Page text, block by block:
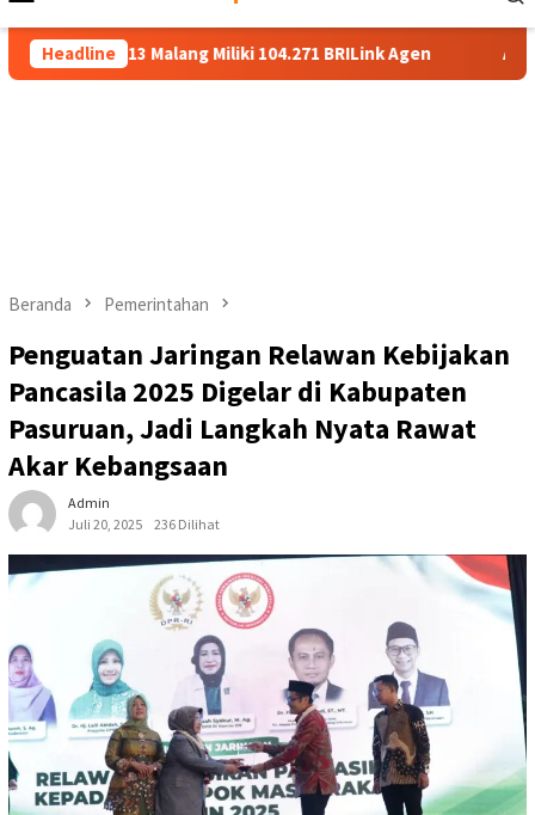
Mobile
Headline
Malang Miliki 104.271 BRILink Agen AgenBRILink Jadi
Beranda Pemerintahan
Penguatan Jaringan Relawan Kebijakan
Pancasila 2025 Digelar di Kabupaten
Pasuruan, Jadi Langkah Nyata Rawat
Akar Kebangsaan
Admin
Juli 20, 2025
236 Dilihat